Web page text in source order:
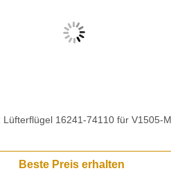
Lüfterflügel 16241-74110 für V1505-
Beste Preis erhalten